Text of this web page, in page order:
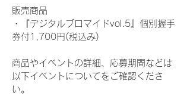
販売商品
・『デジタルブロマイドvol.5』個別握手
券付1,700円(税込み)
商品やイベントの詳細、応募期間などは
以下イベントについてをご確認くださ
い。